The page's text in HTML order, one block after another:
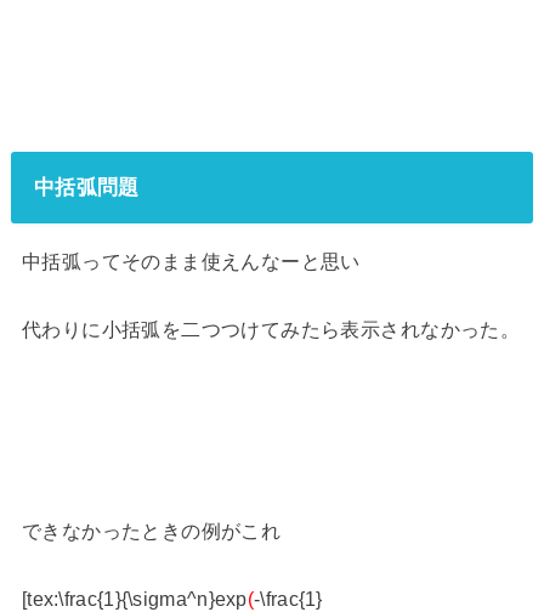
中括弧問題
中括弧ってそのまま使えんなーと思い
代わりに小括弧を二つつけてみたら表示されなかった。
できなかったときの例がこれ
[tex:\frac{1}{\sigma^n}exp(-\frac{1}